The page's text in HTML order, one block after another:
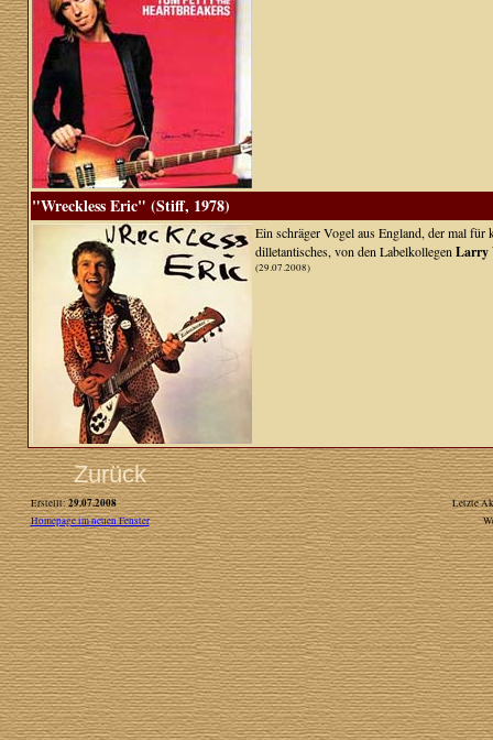
"Wreckless Eric" (Stiff, 1978)
Ein schräger Vogel aus England, der mal
dilletantisches, von den Labelkollegen Larry
(29.07.2008)
Zurück
Erstellt: 29.07.2008
Letzte
Homepage im neuen Fenster